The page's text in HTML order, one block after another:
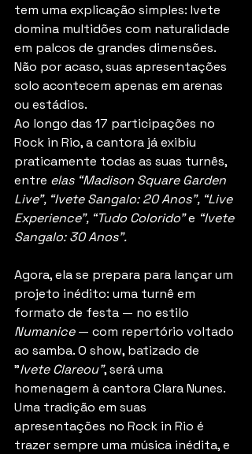
tem uma explicação simples: Ivete
domina multidões com naturalidade
em palcos de grandes dimensões.
Não por acaso, suas apresentações
solo acontecem apenas em arenas
ou estádios.
Ao longo das 17 participações no
Rock in Rio, a cantora já exibiu
praticamente todas as suas turnês,
entre elas “Madison Square Garden
Live”, “Ivete Sangalo: 20 Anos”, “Live
Experience”, “Tudo Colorido” e “Ivete
Sangalo: 30 Anos”.
Agora, ela se prepara para lançar um
projeto inédito: uma turnê em
formato de festa — no estilo
Numanice — com repertório voltado
ao samba. O show, batizado de
"Ivete Clareou", será uma
homenagem à cantora Clara Nunes.
Uma tradição em suas
apresentações no Rock in Rio é
trazer sempre uma música inédita, e